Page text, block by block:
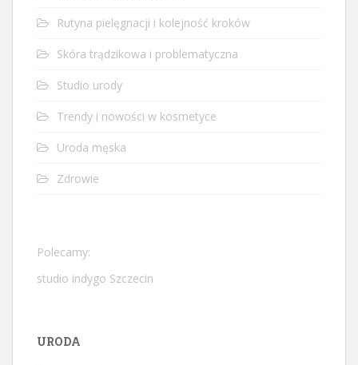
Rutyna pielęgnacji i kolejność kroków
Skóra trądzikowa i problematyczna
Studio urody
Trendy i nowości w kosmetyce
Uroda męska
Zdrowie
Polecamy:
studio indygo Szczecin
URODA